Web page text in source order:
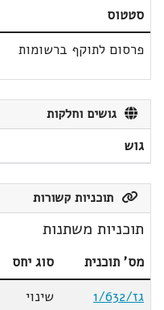
סטטוס
פרסום לתוקף ברשומות
גושים וחלקות
גוש
תוכניות קשורות
תוכניות משתנות
מס' תוכנית סוג יחס
גז/1/632
שינוי